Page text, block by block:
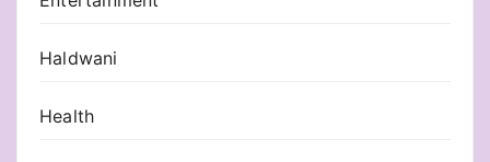
Haldwani
Health